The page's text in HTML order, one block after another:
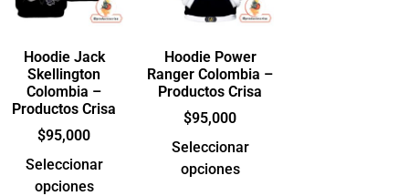
Hoodie Jack
Skellington
Colombia –
Productos Crisa
$95,000
Seleccionar
opciones
Hoodie Power
Ranger Colombia –
Productos Crisa
$95,000
Seleccionar
opciones